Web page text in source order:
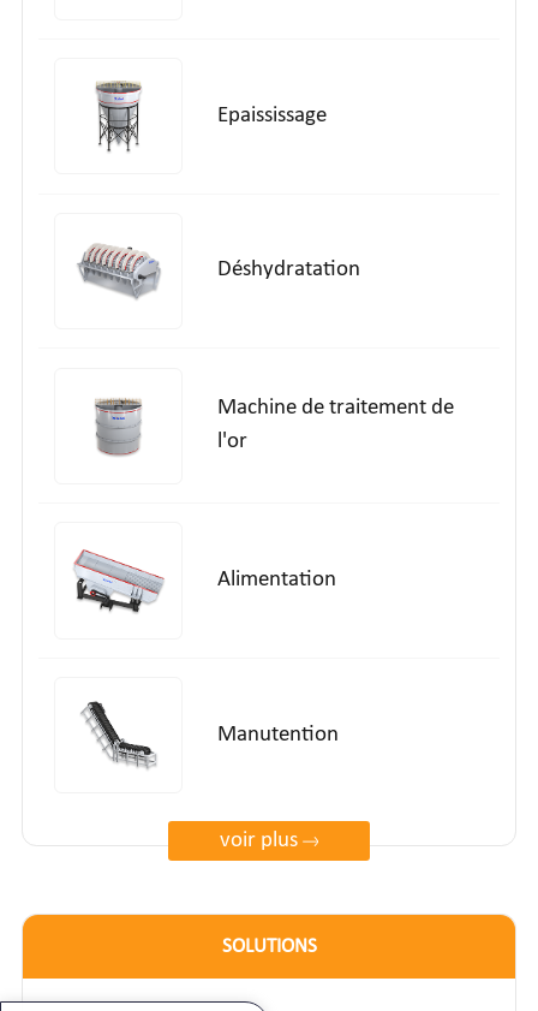
Epaississage
Déshydratation
Machine de traitement de
l'or
Alimentation
Manutention
voir plus
SOLUTIONS